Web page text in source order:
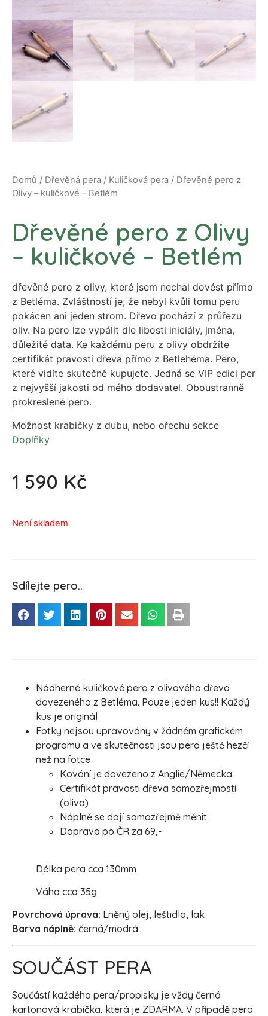
Domů / Dřevěná pera / Kuličková pera / Dřevěné pero z
Olivy – kuličkové – Betlém
Dřevěné pero z Olivy
– kuličkové – Betlém
dřevěné pero z olivy, které jsem nechal dovést přímo
z Betléma. Zvláštností je, že nebyl kvůli tomu peru
pokácen ani jeden strom. Dřevo pochází z průřezu
oliv. Na pero lze vypálit dle libosti iniciály, jména,
důležité data. Ke každému peru z olivy obdržíte
certifikát pravosti dřeva přímo z Betlehéma. Pero,
které vidíte skutečně kupujete. Jedná se VIP edici per
z nejvyšší jakosti od mého dodavatel. Oboustranně
prokreslené pero.
Možnost krabičky z dubu, nebo ořechu sekce
Doplňky
1 590 Kč
Není skladem
Sdílejte pero..
Nádherné kuličkové pero z olivového dřeva
dovezeného z Betléma. Pouze jeden kus!! Každý
kus je originál
Fotky nejsou upravovány v žádném grafickém
programu a ve skutečnosti jsou pera ještě hezčí
než na fotce
Kování je dovezeno z Anglie/Německa
Certifikát pravosti dřeva samozřejmostí
(oliva)
Náplně se dají samozřejmě měnit
Doprava po ČR za 69,-
Délka pera cca 130mm
Váha cca 35g
Povrchová úprava: Lněný olej, leštidlo, lak
Barva náplně: černá/modrá
SOUČÁST PERA
Součástí každého pera/propisky je vždy černá
kartonová krabička, která je ZDARMA. V případě pera